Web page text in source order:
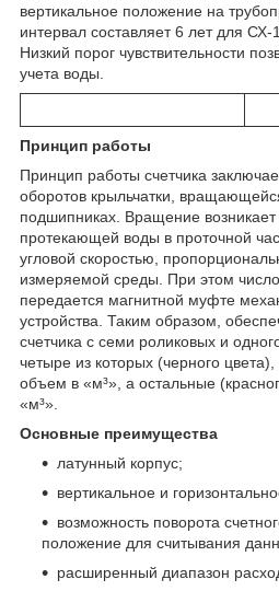
вертикальное положение на
интервал составляет 6 лет для
Низкий порог чувствительности
учета воды.
Принцип работы
Принцип работы счетчика
оборотов крыльчатки,
подшипниках. Вращение возникает
протекающей воды в проточной
угловой скоростью,
измеряемой среды. При этом число
передается магнитной муфте
устройства. Таким образом,
счетчика с семи роликовых и
четыре из которых (черного
объем в «м³», а остальные
«м³».
Основные преимущества
латунный корпус;
вертикальное и
возможность поворота
положение для считывания
расширенный диапазон